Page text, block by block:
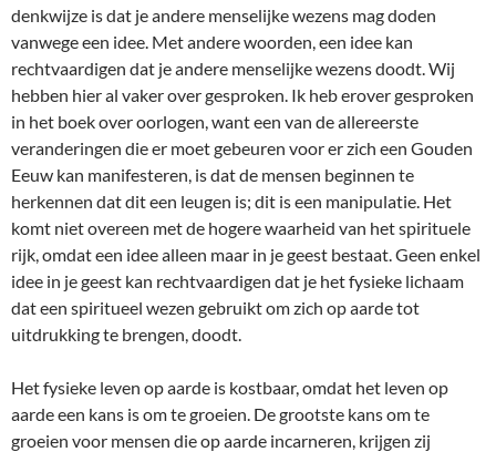
denkwijze is dat je andere menselijke wezens mag doden
vanwege een idee. Met andere woorden, een idee kan
rechtvaardigen dat je andere menselijke wezens doodt. Wij
hebben hier al vaker over gesproken. Ik heb erover gesproken
in het boek over oorlogen, want een van de allereerste
veranderingen die er moet gebeuren voor er zich een Gouden
Eeuw kan manifesteren, is dat de mensen beginnen te
herkennen dat dit een leugen is; dit is een manipulatie. Het
komt niet overeen met de hogere waarheid van het spirituele
rijk, omdat een idee alleen maar in je geest bestaat. Geen enkel
idee in je geest kan rechtvaardigen dat je het fysieke lichaam
dat een spiritueel wezen gebruikt om zich op aarde tot
uitdrukking te brengen, doodt.
Het fysieke leven op aarde is kostbaar, omdat het leven op
aarde een kans is om te groeien. De grootste kans om te
groeien voor mensen die op aarde incarneren, krijgen zij